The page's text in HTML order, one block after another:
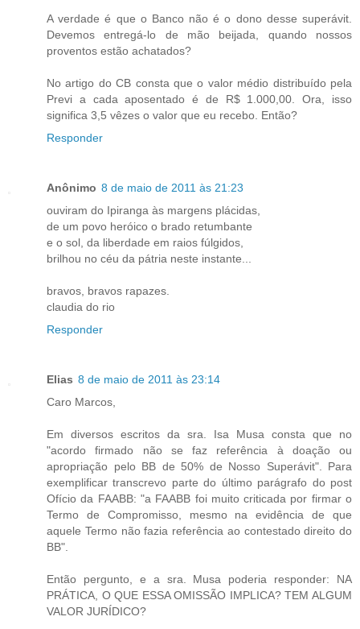
A verdade é que o Banco não é o dono desse superávit.
Devemos entregá-lo de mão beijada, quando nossos
proventos estão achatados?
No artigo do CB consta que o valor médio distribuído pela
Previ a cada aposentado é de R$ 1.000,00. Ora, isso
significa 3,5 vêzes o valor que eu recebo. Então?
Responder
Anônimo 8 de maio de 2011 às 21:23
ouviram do Ipiranga às margens plácidas,
de um povo heróico o brado retumbante
e o sol, da liberdade em raios fúlgidos,
brilhou no céu da pátria neste instante...
bravos, bravos rapazes.
claudia do rio
Responder
Elias 8 de maio de 2011 às 23:14
Caro Marcos,
Em diversos escritos da sra. Isa Musa consta que no
"acordo firmado não se faz referência à doação ou
apropriação pelo BB de 50% de Nosso Superávit". Para
exemplificar transcrevo parte do último parágrafo do post
Ofício da FAABB: "a FAABB foi muito criticada por firmar o
Termo de Compromisso, mesmo na evidência de que
aquele Termo não fazia referência ao contestado direito do
BB".
Então pergunto, e a sra. Musa poderia responder: NA
PRÁTICA, O QUE ESSA OMISSÃO IMPLICA? TEM ALGUM
VALOR JURÍDICO?